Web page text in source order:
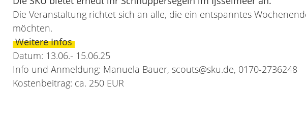
Die Veranstaltung richtet sich an alle, die ein entspanntes
möchten.
Weitere Infos
Datum: 13.06.- 15.06.25
Info und Anmeldung: Manuela Bauer, scouts@sku.de, 0170-2736248
Kostenbeitrag: ca. 250 EUR